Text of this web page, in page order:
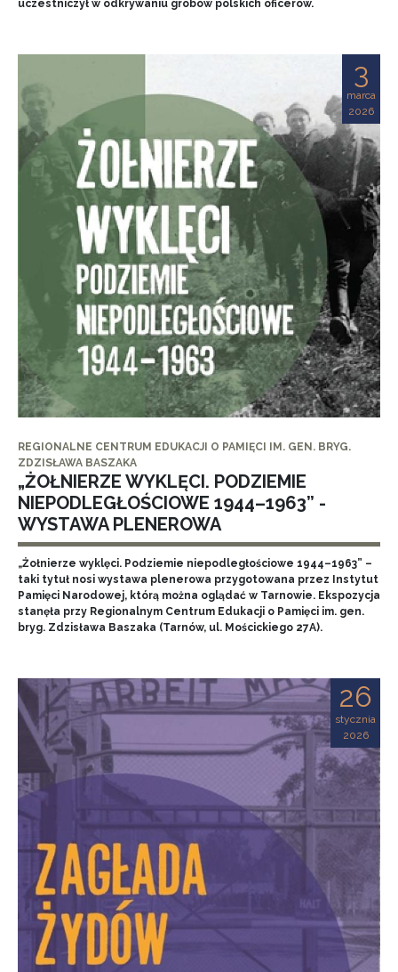
uczestniczył w odkrywaniu grobów polskich oficerów.
3
marca
2026
REGIONALNE CENTRUM EDUKACJI O PAMIĘCI IM. GEN. BRYG.
ZDZISŁAWA BASZAKA
„ŻOŁNIERZE WYKLĘCI. PODZIEMIE
NIEPODLEGŁOŚCIOWE 1944–1963” -
WYSTAWA PLENEROWA
„Żołnierze wyklęci. Podziemie niepodległościowe 1944–1963” –
taki tytuł nosi wystawa plenerowa przygotowana przez Instytut
Pamięci Narodowej, którą można oglądać w Tarnowie. Ekspozycja
stanęła przy Regionalnym Centrum Edukacji o Pamięci im. gen.
bryg. Zdzisława Baszaka (Tarnów, ul. Mościckiego 27A).
26
stycznia
2026